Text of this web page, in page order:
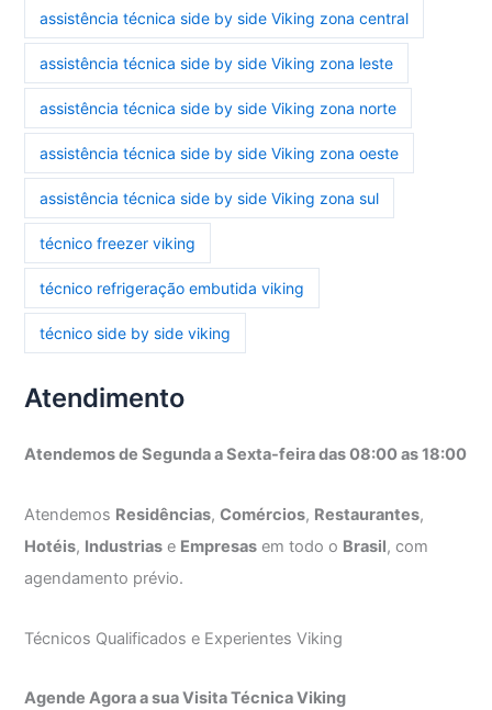
assistência técnica side by side Viking zona central
assistência técnica side by side Viking zona leste
assistência técnica side by side Viking zona norte
assistência técnica side by side Viking zona oeste
assistência técnica side by side Viking zona sul
técnico freezer viking
técnico refrigeração embutida viking
técnico side by side viking
Atendimento
Atendemos de Segunda a Sexta-feira das 08:00 as 18:00
Atendemos Residências,Comércios, Restaurantes,
Hotéis, Industrias e Empresas em todo o Brasil, com
agendamento prévio.
Técnicos Qualificados e Experientes Viking
Agende Agora a sua Visita Técnica Viking